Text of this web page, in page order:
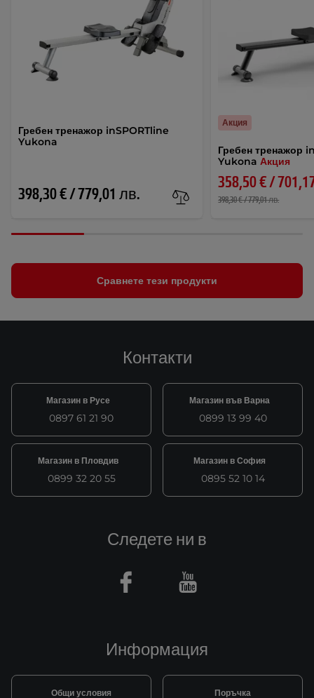
Гребен тренажор inSPORTline
Yukona
398,30 € / 779,01 лв.
Гребен тренажор
YukonaАкция
358,50 € /
398,30 € / 779,01 лв.
Акция
Сравнете тези продукти
Контакти
Магазин в Русе
0897 61 21 90
Магазин във Варна
0899 13 99 40
Магазин в Пловдив
0899 32 20 55
Магазин в София
0895 52 10 14
Информация
Общи условия Поръчка
Следете ни в
Facebook Youtube